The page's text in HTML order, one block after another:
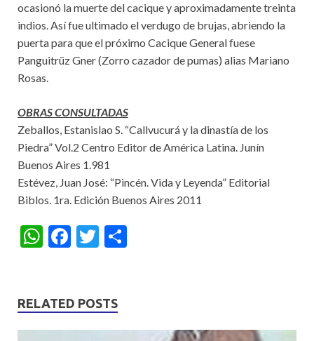
ocasionó la muerte del cacique y aproximadamente treinta
indios. Así fue ultimado el verdugo de brujas, abriendo la
puerta para que el próximo Cacique General fuese
Panguitrüz Gner (Zorro cazador de pumas) alias Mariano
Rosas.
OBRAS CONSULTADAS
Zeballos, Estanislao S. “Callvucurá y la dinastía de los
Piedra” Vol.2 Centro Editor de América Latina. Junín
Buenos Aires 1.981
Estévez, Juan José: “Pincén. Vida y Leyenda” Editorial
Biblos. 1ra. Edición Buenos Aires 2011
W
s
A
F
b
o
T
er
RELATED POSTS